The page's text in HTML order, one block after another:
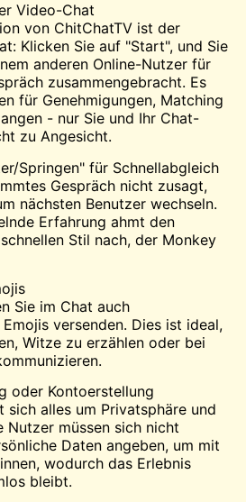
Video-Chat
von ChitChatTV ist der
Klicken Sie auf "Start", und Sie
anderen Online-Nutzer für
zusammengebracht. Es
für Genehmigungen, Matching
- nur Sie und Ihr Chat-
zu Angesicht.
Springen" für Schnellabgleich
Gespräch nicht zusagt,
nächsten Benutzer wechseln.
Erfahrung ahmt den
Stil nach, der Monkey
Sie im Chat auch
versenden. Dies ist ideal,
Witze zu erzählen oder bei
oder Kontoerstellung
sich alles um Privatsphäre und
Nutzer müssen sich nicht
Daten angeben, um mit
wodurch das Erlebnis
bleibt.